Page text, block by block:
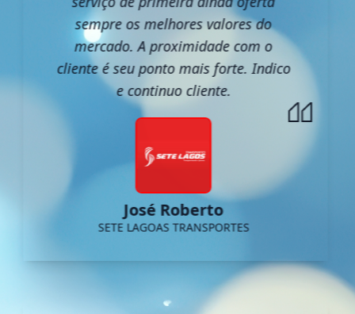
sempre os melhores valores do
mercado. A proximidade com o
cliente é seu ponto mais forte. Indico
e continuo cliente.
José Roberto
SETE LAGOAS TRANSPORTES